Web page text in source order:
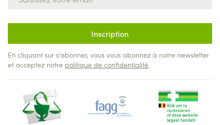
Inscription
En cliquant sur s'abonner, vous vous abonnez à notre newsletter
et acceptez notre politique de confidentialité.